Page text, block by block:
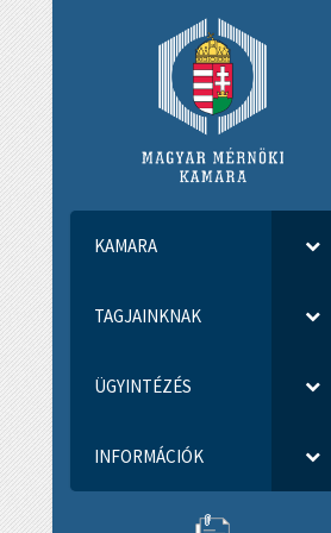
KAMARA
TAGJAINKNAK
ÜGYINTÉZÉS
INFORMÁCIÓK